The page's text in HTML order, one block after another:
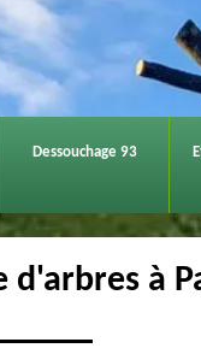
Dessouchage 93
à